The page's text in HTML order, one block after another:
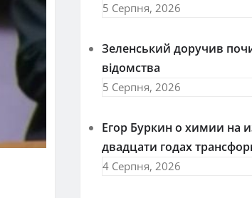
5 Серпня, 2026
Зеленський доручив
відомства
5 Серпня, 2026
Егор Буркин о химии на
двадцати годах
4 Серпня, 2026